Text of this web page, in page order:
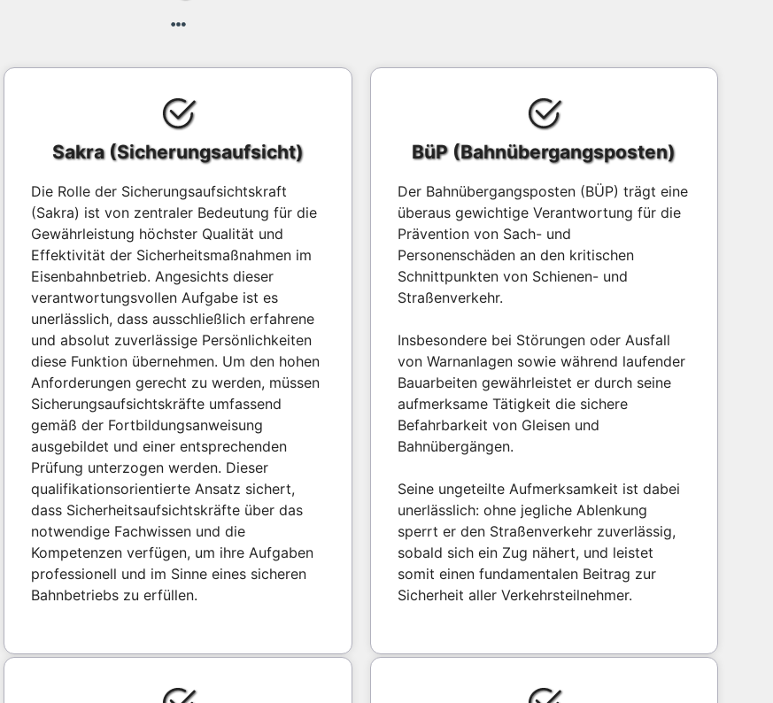
Sakra (Sicherungsaufsicht)
Die Rolle der Sicherungsaufsichtskraft
(Sakra) ist von zentraler Bedeutung für die
Gewährleistung höchster Qualität und
Effektivität der Sicherheitsmaßnahmen im
Eisenbahnbetrieb. Angesichts dieser
verantwortungsvollen Aufgabe ist es
unerlässlich, dass ausschließlich erfahrene
und absolut zuverlässige Persönlichkeiten
diese Funktion übernehmen. Um den hohen
Anforderungen gerecht zu werden, müssen
Sicherungsaufsichtskräfte umfassend
gemäß der Fortbildungsanweisung
ausgebildet und einer entsprechenden
Prüfung unterzogen werden. Dieser
qualifikationsorientierte Ansatz sichert,
dass Sicherheitsaufsichtskräfte über das
notwendige Fachwissen und die
Kompetenzen verfügen, um ihre Aufgaben
professionell und im Sinne eines sicheren
Bahnbetriebs zu erfüllen.
BüP (Bahnübergangsposten)
Der Bahnübergangsposten (BÜP) trägt eine
überaus gewichtige Verantwortung für die
Prävention von Sach- und
Personenschäden an den kritischen
Schnittpunkten von Schienen- und
Straßenverkehr.
Insbesondere bei Störungen oder Ausfall
von Warnanlagen sowie während laufender
Bauarbeiten gewährleistet er durch seine
aufmerksame Tätigkeit die sichere
Befahrbarkeit von Gleisen und
Bahnübergängen.
Seine ungeteilte Aufmerksamkeit ist dabei
unerlässlich: ohne jegliche Ablenkung
sperrt er den Straßenverkehr zuverlässig,
sobald sich ein Zug nähert, und leistet
somit einen fundamentalen Beitrag zur
Sicherheit aller Verkehrsteilnehmer.